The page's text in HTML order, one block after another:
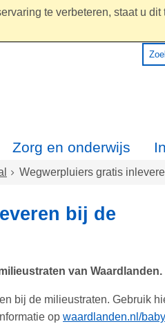
te verbeteren, staat u dit
Zorg en onderwijs
Wegwerpluiers gratis
bij de
van Waardlanden.
bij de milieustraten. Gebruik
op waardlanden.nl/